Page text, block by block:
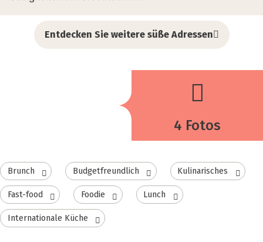
Entdecken Sie weitere süße Adressen
4 Fotos
Brunch Budgetfreundlich Kulinarisches
Fast-food Foodie Lunch
Internationale Küche